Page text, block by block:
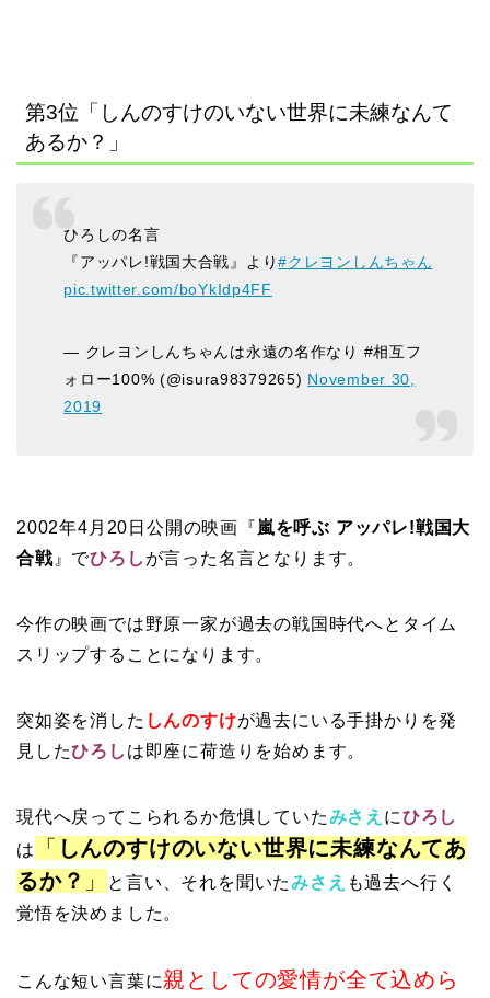
第3位「しんのすけのいない世界に未練なんて
あるか？」
ひろしの名言
『アッパレ!戦国大合戦』より#クレヨンしんちゃん
pic.twitter.com/boYkIdp4FF
— クレヨンしんちゃんは永遠の名作なり #相互フ
ォロー100% (@isura98379265) November 30,
2019
2002年4月20日公開の映画『 嵐を呼ぶ アッパレ!戦国大
合戦』でひろし が言った名言となります。
今作の映画では野原一家が過去の戦国時代へとタイム
スリップすることになります。
突如姿を消した しんのすけが過去にいる手掛かりを発
見したひろし は即座に荷造りを始めます。
現代へ戻ってこられるか危惧していたみさえ にひろし
は
「 しんのすけのいない世界に未練なんてあ
るか？ 」 と言い、それを聞いたみさえ も過去へ行く
覚悟を決めました。
こんな短い言葉に親としての愛情が全て込めら